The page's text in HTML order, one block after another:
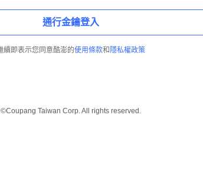
通行金鑰登入
續即表示您同意酷澎的使用條款和 隱私權政策
©Coupang Taiwan Corp. All rights reserved.